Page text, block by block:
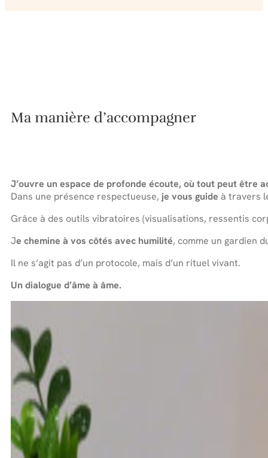
Ma manière d’accompagner
J’ouvre un espace de profonde écoute, où tout peut être
Dans une présence respectueuse, je vous guide à travers
Grâce à des outils vibratoires (visualisations, ressentis
Je chemine à vos côtés avec humilité, comme un gardien
Il ne s’agit pas d’un protocole, mais d’un rituel vivant.
Un dialogue d’âme à âme.